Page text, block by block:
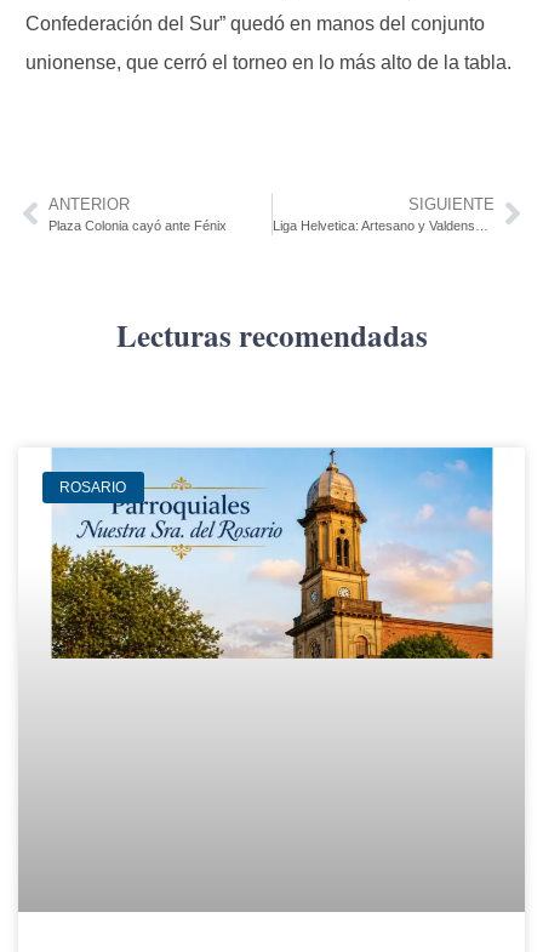
Confederación del Sur” quedó en manos del conjunto
unionense, que cerró el torneo en lo más alto de la tabla.
ANTERIOR
Plaza Colonia cayó ante Fénix
SIGUIENTE
Lecturas recomendadas
ROSARIO